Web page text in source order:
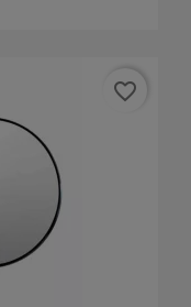
favorite_border